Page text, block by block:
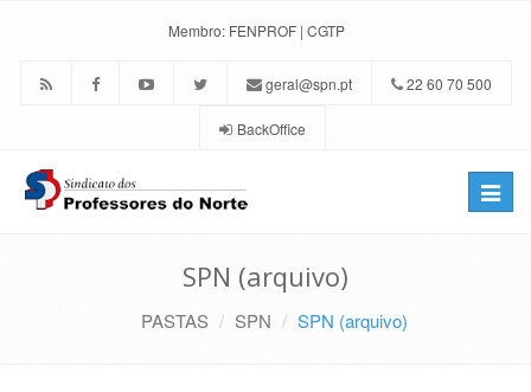
Membro: FENPROF | CGTP
geral@spn.pt 22 60 70 500
BackOffice
Toggle
SPN (arquivo)
PASTAS SPN SPN (arquivo)